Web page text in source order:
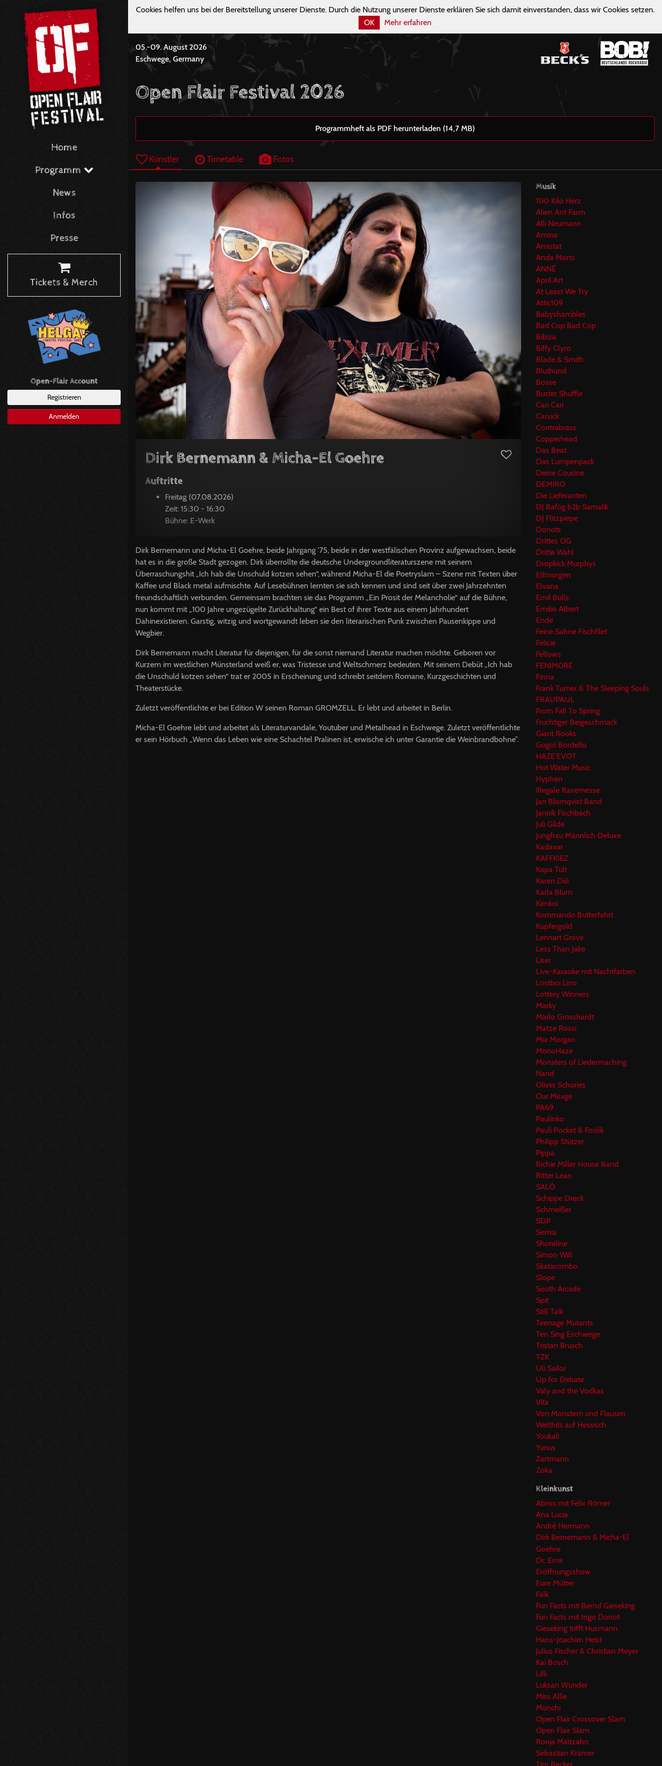
Home
Programm
News
Infos
Presse
Tickets & Merch
Open-Flair Account
Registrieren
Anmelden
Cookies helfen uns bei der Bereitstellung unserer Dienste. Durch die Nutzung unserer Dienste erklären Sie sich damit einverstanden, dass wir Cookies setzen.
OK
Mehr erfahren
05.-09. August 2026
Eschwege, Germany
Open Flair Festival 2026
Programmheft als PDF herunterladen (14,7 MB)
Künstler Timetable Fotos
Dirk Bernemann & Micha-El Goehre
Auftritte
Freitag (07.08.2026)
Zeit: 15:30 - 16:30
Bühne: E-Werk
Dirk Bernemann und Micha-El Goehre, beide Jahrgang '75, beide in der westfälischen Provinz aufgewachsen, beide
hat es in die große Stadt gezogen. Dirk überrollte die deutsche Undergroundliteraturszene mit seinem
Überraschungshit „Ich hab die Unschuld kotzen sehen“, während Micha-El die Poetryslam – Szene mit Texten über
Kaffee und Black metal aufmischte. Auf Lesebühnen lernten sie sich kennen und sind seit über zwei Jahrzehnten
freundschaftlich verbunden. Gemeinsam brachten sie das Programm „Ein Prosit der Melancholie“ auf die Bühne,
nun kommt mit „100 Jahre ungezügelte Zurückhaltung“ ein Best of ihrer Texte aus einem Jahrhundert
Dahinexistieren. Garstig, witzig und wortgewandt leben sie den literarischen Punk zwischen Pausenkippe und
Wegbier.
Dirk Bernemann macht Literatur für diejenigen, für die sonst niemand Literatur machen möchte. Geboren vor
Kurzem im westlichen Münsterland weiß er, was Tristesse und Weltschmerz bedeuten. Mit seinem Debüt „Ich hab
die Unschuld kotzen sehen“ trat er 2005 in Erscheinung und schreibt seitdem Romane, Kurzgeschichten und
Theaterstücke.
Zuletzt veröffentlichte er bei Edition W seinen Roman GROMZELL. Er lebt und arbeitet in Berlin.
Micha-El Goehre lebt und arbeitet als Literaturvandale, Youtuber und Metalhead in Eschwege. Zuletzt veröffentlichte
er sein Hörbuch „Wenn das Leben wie eine Schachtel Pralinen ist, erwische ich unter Garantie die Weinbrandbohne”.
Musik
100 Kilo Herz
Alien Ant Farm
Alli Neumann
Amina
Amistat
Anda Morts
ANNĒ
April Art
At Least We Try
Attic109
Babyshambles
Bad Cop Bad Cop
Bibiza
Biffy Clyro
Blade & Smith
Bluthund
Bosse
Buster Shuffle
Cari Cari
Carsick
Contrabrass
Copperhead
Das Beat
Das Lumpenpack
Deine Cousine
DEMIRO
Die Lieferanten
DJ Bafög b2b Samalik
DJ Flitzpiepe
Donots
Drittes OG
Dritte Wahl
Dropkick Murphys
Elfmorgen
Elvana
Emil Bulls
Emilio Albert
Ende
Feine Sahne Fischfilet
Felicie
Fellows
FENIM0RE
Finna
Frank Turner & The Sleeping Souls
FRAUPAUL
From Fall To Spring
Fruchtiger Beigeschmack
Giant Rooks
Gogol Bordello
HAZE’EVOT
Hot Water Music
Hyphen
Illegale Ravemesse
Jan Blomqvist Band
Jannik Fischbach
Juli Gilde
Jungfrau Männlich Deluxe
Kadavar
KAFFKIEZ
Kapa Tult
Karen Dió
Karla Blum
Kimkoi
Kommando Butterfahrt
Kupfergold
Lennart Grove
Less Than Jake
Liser
Live-Karaoke mit Nachtfarben
Lostboi Lino
Lottery Winners
Marky
Marlo Grosshardt
Matze Rossi
Mia Morgan
MonoHaze
Monsters of Liedermaching
Nand
Oliver Schories
Our Mirage
PA69
Paulinko
Pauli Pocket & Foolik
Philipp Stützer
Pippa
Richie Miller House Band
Ritter Lean
SALÓ
Schippe Dreck
Schmeißer
SDP
Semia
Shoreline
Simon Will
Skatacombo
Slope
South Arcade
Spit
Still Talk
Teenage Mutants
Ten Sing Eschwege
Tristan Brusch
TZK
Uli Sailor
Up for Debate
Valy and the Vodkas
Vita
Von Monstern und Flausen
Welthits auf Hessisch
Youkalí
Yunus
Zartmann
Zoka
Kleinkunst
Abriss mit Felix Römer
Ana Lucia
André Hermann
Dirk Bernemann & Micha-El
Goehre
Dr. Emir
Eröffnungsshow
Eure Mütter
Falk
Fun Facts mit Bernd Gieseking
Fun Facts mit Ingo Donot
Gieseking trifft Husmann
Hans-Joachim Heist
Julius Fischer & Christian Meyer
Kai Bosch
Lilli
Luksan Wunder
Miss Allie
Monchi
Open Flair Crossover Slam
Open Flair Slam
Ronja Maltzahn
Sebastian Krämer